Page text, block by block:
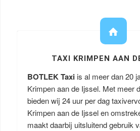
TAXI KRIMPEN AAN
BOTLEK Taxi is al meer dan 20
Krimpen aan de Ijssel. Met meer
bieden wij 24 uur per dag
Krimpen aan de Ijssel en
maakt daarbij uitsluitend gebruik